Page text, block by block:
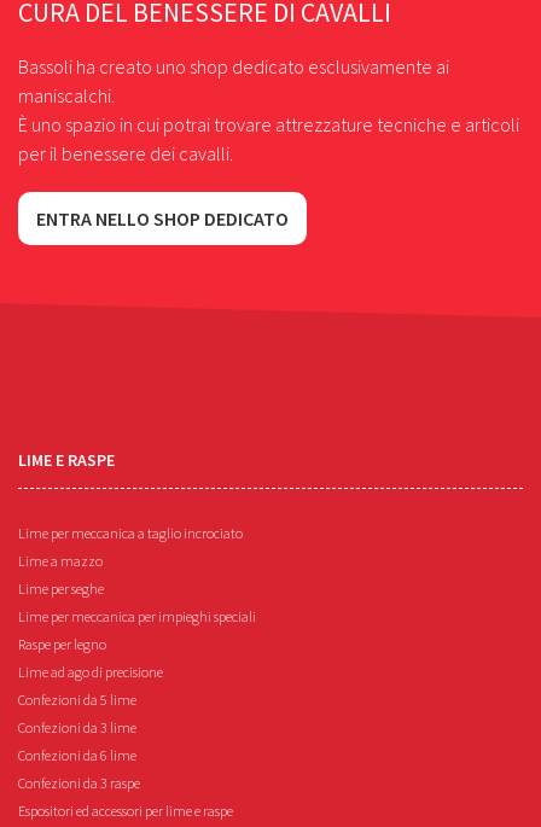
CURA DEL BENESSERE DI CAVALLI
Bassoli ha creato uno shop dedicato esclusivamente ai
maniscalchi.
È uno spazio in cui potrai trovare attrezzature tecniche e articoli
per il benessere dei cavalli.
ENTRA NELLO SHOP DEDICATO
LIME E RASPE
Lime per meccanica a taglio incrociato
Lime a mazzo
Lime per seghe
Lime per meccanica per impieghi speciali
Raspe per legno
Lime ad ago di precisione
Confezioni da 5 lime
Confezioni da 3 lime
Confezioni da 6 lime
Confezioni da 3 raspe
Espositori ed accessori per lime e raspe